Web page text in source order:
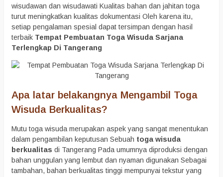
wisudawan dan wisudawati Kualitas bahan dan jahitan toga
turut meningkatkan kualitas dokumentasi Oleh karena itu,
setiap pengalaman spesial dapat tersimpan dengan hasil
terbaik Tempat Pembuatan Toga Wisuda Sarjana
Terlengkap Di Tangerang
Apa latar belakangnya Mengambil Toga
Wisuda Berkualitas?
Mutu toga wisuda merupakan aspek yang sangat menentukan
dalam pengambilan keputusan Sebuah toga wisuda
berkualitas di Tangerang Pada umumnya diproduksi dengan
bahan unggulan yang lembut dan nyaman digunakan Sebagai
tambahan, bahan berkualitas tinggi mempunyai tekstur yang